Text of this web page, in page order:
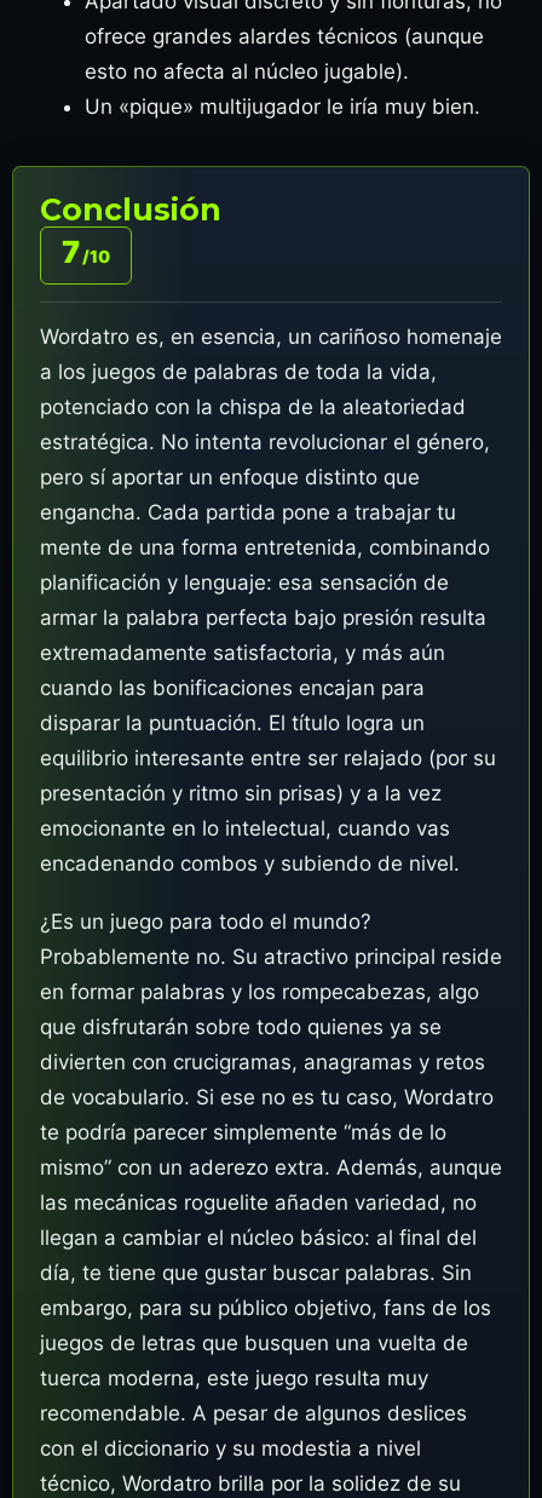
ofrece grandes alardes técnicos (aunque
esto no afecta al núcleo jugable).
Un «pique» multijugador le iría muy bien.
Conclusión
7/10
Wordatro es, en esencia, un cariñoso homenaje
a los juegos de palabras de toda la vida,
potenciado con la chispa de la aleatoriedad
estratégica. No intenta revolucionar el género,
pero sí aportar un enfoque distinto que
engancha. Cada partida pone a trabajar tu
mente de una forma entretenida, combinando
planificación y lenguaje: esa sensación de
armar la palabra perfecta bajo presión resulta
extremadamente satisfactoria, y más aún
cuando las bonificaciones encajan para
disparar la puntuación. El título logra un
equilibrio interesante entre ser relajado (por su
presentación y ritmo sin prisas) y a la vez
emocionante en lo intelectual, cuando vas
encadenando combos y subiendo de nivel.
¿Es un juego para todo el mundo?
Probablemente no. Su atractivo principal reside
en formar palabras y los rompecabezas, algo
que disfrutarán sobre todo quienes ya se
divierten con crucigramas, anagramas y retos
de vocabulario. Si ese no es tu caso, Wordatro
te podría parecer simplemente “más de lo
mismo” con un aderezo extra. Además, aunque
las mecánicas roguelite añaden variedad, no
llegan a cambiar el núcleo básico: al final del
día, te tiene que gustar buscar palabras. Sin
embargo, para su público objetivo, fans de los
juegos de letras que busquen una vuelta de
tuerca moderna, este juego resulta muy
recomendable. A pesar de algunos deslices
con el diccionario y su modestia a nivel
técnico, Wordatro brilla por la solidez de su